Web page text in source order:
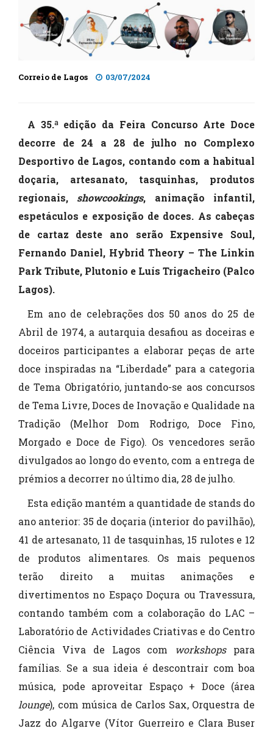
Correio de Lagos 03/07/2024
A 35.ª edição da Feira Concurso Arte Doce
decorre de 24 a 28 de julho no Complexo
Desportivo de Lagos, contando com a habitual
doçaria, artesanato, tasquinhas, produtos
regionais, showcookings, animação infantil,
espetáculos e exposição de doces. As cabeças
de cartaz deste ano serão Expensive Soul,
Fernando Daniel, Hybrid Theory – The Linkin
Park Tribute, Plutonio e Luís Trigacheiro (Palco
Lagos).
Em ano de celebrações dos 50 anos do 25 de
Abril de 1974, a autarquia desafiou as doceiras e
doceiros participantes a elaborar peças de arte
doce inspiradas na “Liberdade” para a categoria
de Tema Obrigatório, juntando-se aos concursos
de Tema Livre, Doces de Inovação e Qualidade na
Tradição (Melhor Dom Rodrigo, Doce Fino,
Morgado e Doce de Figo). Os vencedores serão
divulgados ao longo do evento, com a entrega de
prémios a decorrer no último dia, 28 de julho.
Esta edição mantém a quantidade de stands do
ano anterior: 35 de doçaria (interior do pavilhão),
41 de artesanato, 11 de tasquinhas, 15 rulotes e 12
de produtos alimentares. Os mais pequenos
terão direito a muitas animações e
divertimentos no Espaço Doçura ou Travessura,
contando também com a colaboração do LAC –
Laboratório de Actividades Criativas e do Centro
Ciência Viva de Lagos com workshopspara
famílias. Se a sua ideia é descontrair com boa
música, pode aproveitar Espaço + Doce (área
lounge), com música de Carlos Sax, Orquestra de
Jazz do Algarve (Vítor Guerreiro e Clara Buser